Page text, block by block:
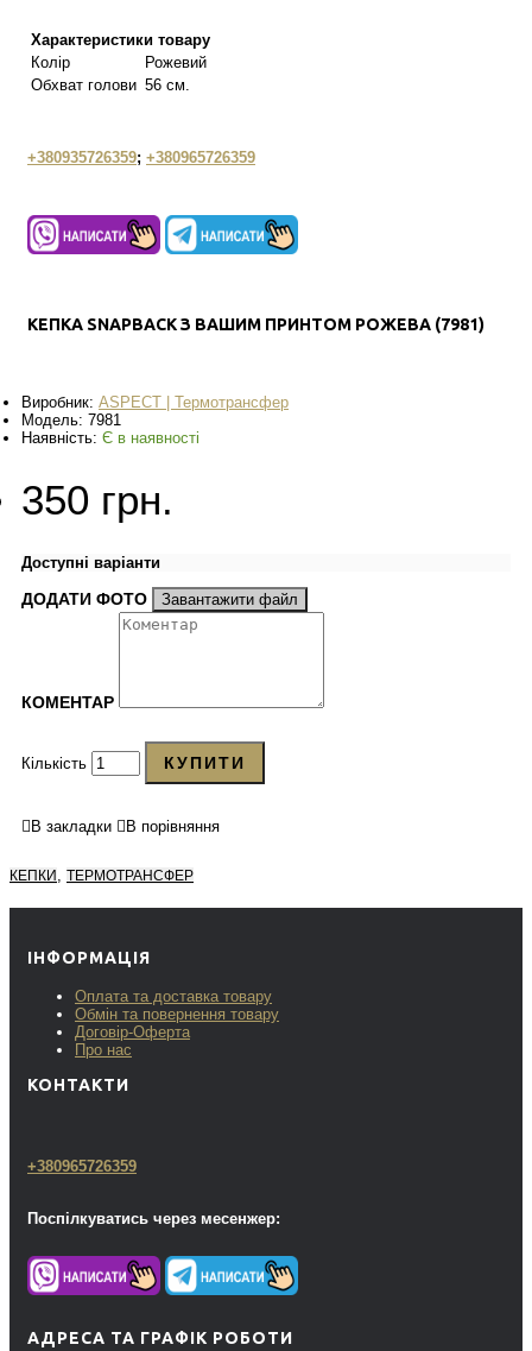
Характеристики товару
Колір
Рожевий
Обхват голови 56 см.
+380935726359; +380965726359
КЕПКА SNAPBACK З ВАШИМ ПРИНТОМ РОЖЕВА (7981)
Виробник: ASPECT | Термотрансфер
Модель: 7981
Наявність: Є в наявності
350 грн.
Доступні варіанти
ДОДАТИ ФОТО Завантажити файл
КОМЕНТАР
Кількість КУПИТИ
В закладки В порівняння
КЕПКИ , ТЕРМОТРАНСФЕР
ІНФОРМАЦІЯ
Оплата та доставка товару
Обмін та повернення товару
Договір-Оферта
Про нас
КОНТАКТИ
+380965726359
Поспілкуватись через месенжер:
АДРЕСА ТА ГРАФІК РОБОТИ